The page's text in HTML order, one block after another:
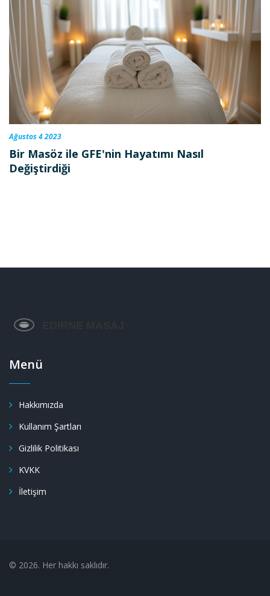
Ağustos 4 2023
Bir Masöz ile GFE'nin Hayatımı Nasıl
Değiştirdiği
Menü
Hakkımızda
Kullanım Şartları
Gizlilik Politikası
KVKK
İletişim
© 2026. Her hakkı saklıdır.